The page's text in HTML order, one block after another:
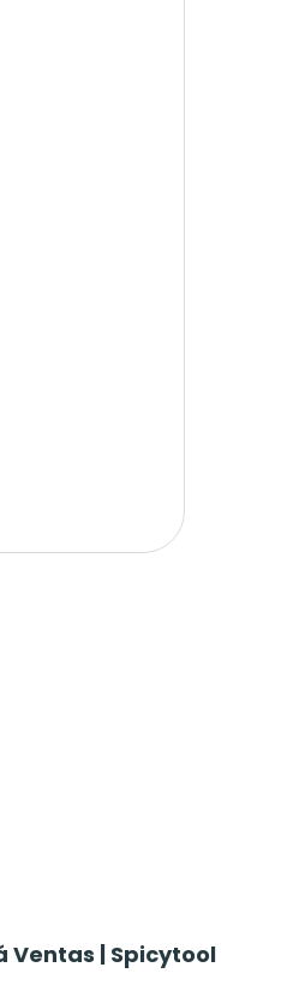
Ventas | Spicytool